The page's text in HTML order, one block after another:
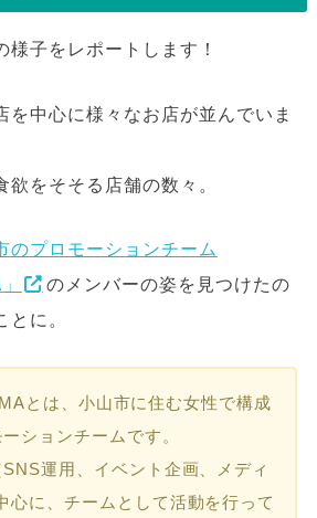
様子をレポートします！
を中心に様々なお店が並んでいま
欲をそそる店舗の数々。
のプロモーションチーム
」
のメンバーの姿を見つけたの
に。
とは、小山市に住む女性で構成
ションチームです。
SNS運用、イベント企画、メディ
心に、チームとして活動を行って